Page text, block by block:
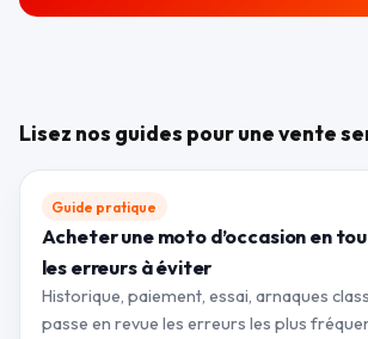
Lisez nos guides pour une vente
Guide pratique
Acheter une moto d’occasion en
les erreurs à éviter
Historique, paiement, essai, arnaques
passe en revue les erreurs les plus